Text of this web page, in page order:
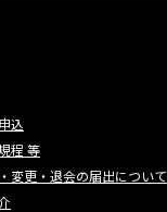
込
程 等
変更・退会の届出について